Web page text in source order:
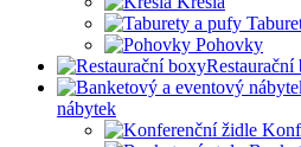
Pohovky
Restaurační
nábytek